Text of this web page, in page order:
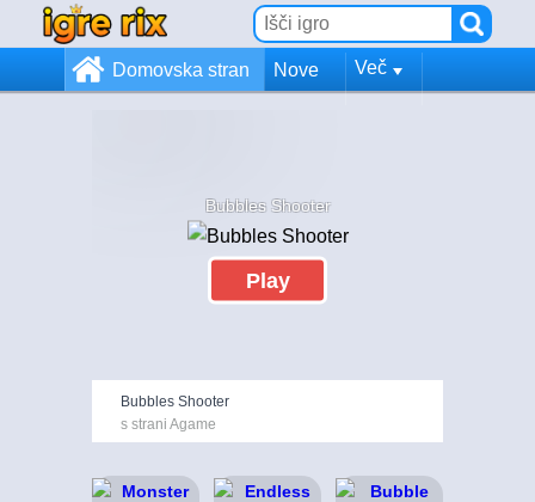
Domovska stran Nove Več
Bubbles Shooter
Play
Bubbles Shooter
s strani Agame